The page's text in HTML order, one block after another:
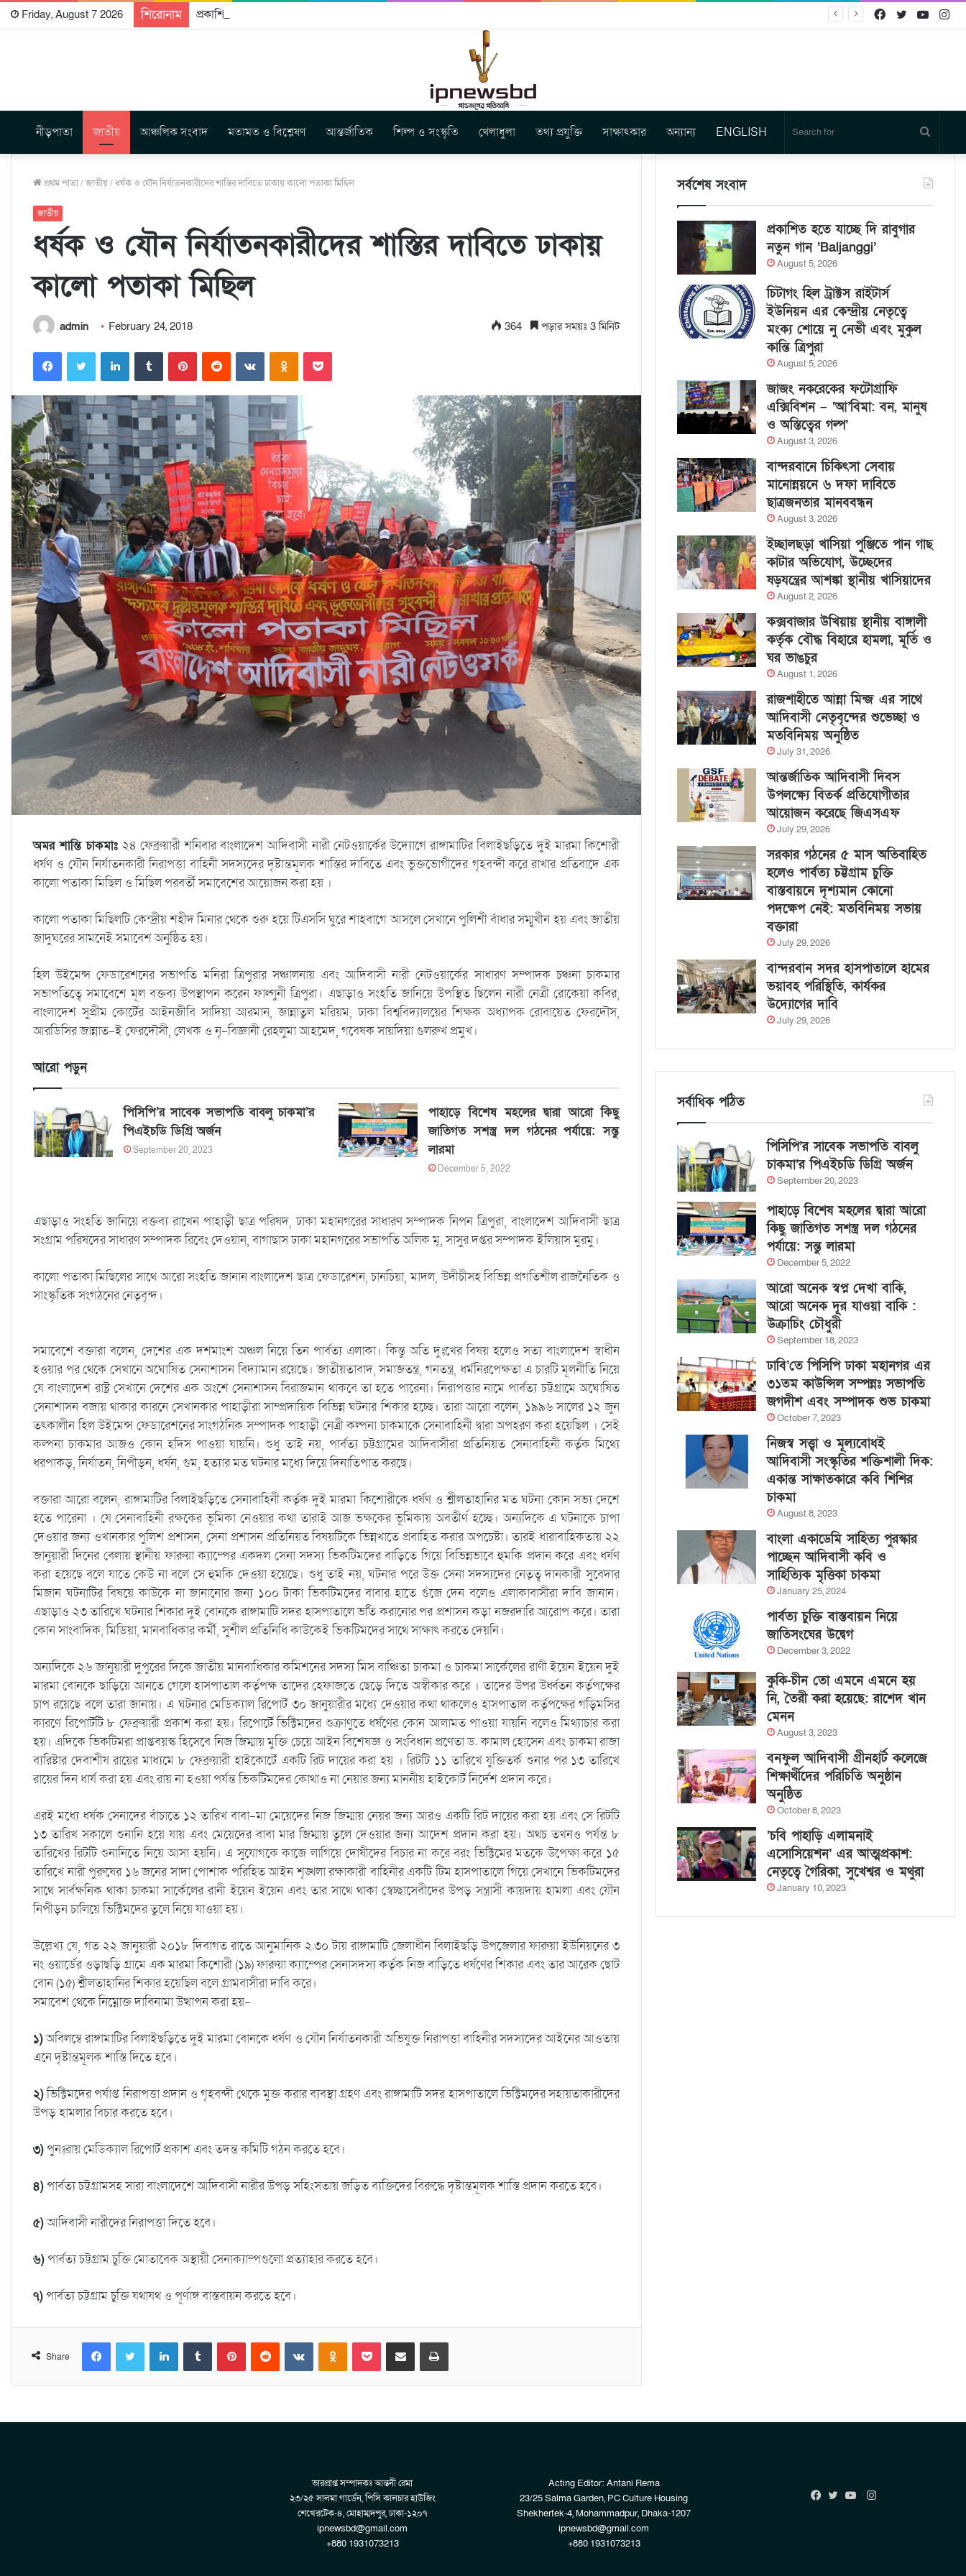
Friday, August 7 2026 শিরোনাম প্রকাশিত হতে যাচ্ছে দি রাবুগার নতুন গান ‘Baljanggi’ Twitter
Facebook
নীড়পাতা জাতীয় আঞ্চলিক সংবাদ মতামত ও বিশ্লেষণ আন্তর্জাতিক শিল্প ও সংস্কৃতি খেলাধুলা তথ্য প্রযুক্তি সাক্ষাৎকার অন্যান্য ENGLISH
for
প্রথম পাতা/জাতীয়/ ধর্ষক ও যৌন নির্যাতনকারীদের শাস্তির দাবিতে ঢাকায় কালো পতাকা মিছিল
জাতীয়
ধর্ষক ও যৌন নির্যাতনকারীদের শাস্তির দাবিতে ঢাকায়
কালো পতাকা মিছিল
admin February 24, 2018 364 পড়ার সময়ঃ 3 মিনিট
অমর শান্তি চাকমাঃ ২৪ ফেব্রুয়ারী শনিবার বাংলাদেশ আদিবাসী নারী নেটওয়ার্কের উদ্যোগে রাঙ্গামাটির বিলাইছড়িতে দুই মারমা কিশোরী
ধর্ষণ ও যৌন নির্যাতনকারী নিরাপত্তা বাহিনী সদস্যদের দৃষ্টান্তমূলক শাস্তির দাবিতে এবং ভুক্তভোগীদের গৃহবন্দী করে রাখার প্রতিবাদে এক
কালো পতাকা মিছিল ও মিছিল পরবর্তী সমাবেশের আয়োজন করা হয় ।
কালো পতাকা মিছিলটি কেন্দ্রীয় শহীদ মিনার থেকে শুরু হয়ে টিএসসি ঘুরে শাহবাগে আসলে সেখানে পুলিশী বাঁধার সম্মুখীন হয় এবং জাতীয়
জাদুঘরের সামনেই সমাবেশ অনুষ্ঠিত হয়।
হিল উইমেন্স ফেডারেশনের সভাপতি মনিরা ত্রিপুরার সঞ্চালনায় এবং আদিবাসী নারী নেটওয়ার্কের সাধারণ সম্পাদক চঞ্চনা চাকমার
সভাপতিত্বে সমাবেশে মূল বক্তব্য উপস্থাপন করেন ফাল্গুনী ত্রিপুরা। এছাড়াও সংহতি জানিয়ে উপস্থিত ছিলেন নারী নেত্রী রোকেয়া কবির,
বাংলাদেশ সুপ্রীম কোর্টের আইনজীবি সাদিয়া আরমান, জান্নাতুল মরিয়ম, ঢাকা বিশ্ববিদ্যালয়ের শিক্ষক অধ্যাপক রোবায়েত ফেরদৌস,
আরডিসির জান্নাত-ই ফেরদৌসী, লেখক ও নৃ-বিজ্ঞানী রেহলুমা আহমেদ, গবেষক সায়দিয়া গুলরুখ প্রমুখ।
আরো পড়ুন
পিসিপি’র সাবেক সভাপতি বাবলু চাকমা’র
পিএইচডি ডিগ্রি অর্জন
September 20, 2023
পাহাড়ে বিশেষ মহলের দ্বারা আরো কিছু
জাতিগত সশস্ত্র দল গঠনের পর্যায়ে: সন্তু
লারমা
December 5, 2022
এছাড়াও সংহতি জানিয়ে বক্তব্য রাখেন পাহাড়ী ছাত্র পরিষদ, ঢাকা মহানগরের সাধারণ সম্পাদক নিপন ত্রিপুরা, বাংলাদেশ আদিবাসী ছাত্র
সংগ্রাম পরিষদের সাধারণ সম্পাদক রিবেং দেওয়ান, বাগাছাস ঢাকা মহানগরের সভাপতি অলিক মৃ, সাসুর দপ্তর সম্পাদক ইলিয়াস মুরমু।
কালো পতাকা মিছিলের সাথে আরো সংহতি জানান বাংলাদেশ ছাত্র ফেডারেশন, চানচিয়া, মাদল, উদীচীসহ বিভিন্ন প্রগতিশীল রাজনৈতিক ও
সাংস্কৃতিক সংগঠনের নেতৃবৃন্দ।
সমাবেশে বক্তারা বলেন, দেশের এক দশমাংশ অঞ্চল নিয়ে তিন পার্বত্য এলাকা। কিন্তু অতি দুঃখের বিষয় হলেও সত্য বাংলাদেশ স্বাধীন
হওয়ার পর থেকে সেখানে অঘোষিত সেনাশাসন বিদ্যামান রয়েছে। জাতীয়তাবাদ, সমাজতন্ত্র, গনতন্ত্র, ধর্মনিরপেক্ষতা এ চারটি মূলনীতি নিয়ে
যে বাংলাদেশ রাষ্ট্র সেখানে দেশের এক অংশে সেনাশাসন বিরাজমান থাকবে তা হতে পারেনা। নিরাপত্তার নামে পার্বত্য চট্টগ্রামে অঘোষিত
সেনাশাসন বজায় থাকার কারনে সেখানকার পাহাড়ীরা সাম্প্রদায়িক বিভিন্ন ঘটনার শিকার হচ্ছে। তারা আরো বলেন, ১৯৯৬ সালের ১২ জুন
তৎকালীন হিল উইমেন্স ফেডারেশনের সাংগঠনিক সম্পাদক পাহাড়ী নেত্রী কল্পনা চাকমাকে সেনাবাহিনী দ্বারা অপহরণ করা হয়েছিল । সেই
কল্পনা চাকমার আজও কোন হদিস পাওয়া যায়নি। শুধু তাই নয়, পার্বত্য চট্টগ্রামের আদিবাসীরা প্রতিনিয়ত সেনাবাহিনী কর্তৃক মিথ্যে
ধরপাকড়, নির্যাতন, নিপীড়ন, ধর্ষন, গুম, হত্যার মত ঘটনার মধ্যে দিয়ে দিনাতিপাত করছে।
বক্তারা আরো বলেন, রাঙ্গামাটির বিলাইছড়িতে সেনাবাহিনী কর্তৃক দুই মারমা কিশোরীকে ধর্ষণ ও শ্লীলতাহানির মত ঘটনা কোন সভ্য দেশে
হতে পারেনা । যে সেনাবাহিনী রক্ষকের ভূমিকা নেওয়ার কথা তারাই আজ ভক্ষকের ভূমিকায় অবতীর্ণ হচ্ছে। অন্যদিকে এ ঘটনাকে চাপা
দেওয়ার জন্য ওখানকার পুলিশ প্রশাসন, সেনা প্রশাসন প্রতিনিয়ত বিষয়টিকে ভিন্নখাতে প্রবাহিত করার অপচেষ্টা। তারই ধারাবাহিকতায় ২২
জানুয়ারী দিনের বেলায় স্থানীয় ফারুয়া ক্যাম্পের একদল সেনা সদস্য ভিকটিমদের বাড়িতে গিয়ে বিভিন্নভাবে হুমকি প্রদান করে এবং ধর্ষণ
করা হয়েছে বলে যাতে কেউ না বলে সে হুমকি দেওয়া হয়েছে। শুধু তাই নয়, ঘটনার পরে উক্ত সেনা সদস্যদের নেতৃত্ব দানকারী সুবেদার
মিজান ঘটনাটির বিষয়ে কাউকে না জানানোর জন্য ১০০ টাকা ভিকটিমদের বাবার হাতে গুঁজে দেন বলেও এলাকাবাসীরা দাবি জানান।
এছাড়াও ২৩ তারিখে ঘটনার শিকার দুই বোনকে রাঙ্গামাটি সদর হাসপাতালে ভর্তি করানোর পর প্রশাসন কড়া নজরদারি আরোপ করে। তারা
কোন সাংবাদিক, মিডিয়া, মানবাধিকার কর্মী, সুশীল প্রতিনিধি কাউকেই ভিকটিমদের সাথে সাক্ষাৎ করতে দেয়নি।
অন্যদিকে ২৬ জানুয়ারী দুপুরের দিকে জাতীয় মানবাধিকার কমিশনের সদস্য মিস বাঞ্চিতা চাকমা ও চাকমা সার্কেলের রাণী ইয়েন ইয়েন দুই
মারমা বোনকে ছাড়িয়ে আনতে গেলে হাসপাতাল কর্তৃপক্ষ তাদের হেফাজতে ছেড়ে দিতে অস্বীকার করে । তাদের উপর উর্ধ্বতন কর্তৃপক্ষের
চাপ রয়েছে বলে তারা জানায়। এ ঘটনার মেডিক্যাল রিপোর্ট ৩০ জানুয়ারীর মধ্যে দেওয়ার কথা থাকলেও হাসপাতাল কর্তৃপক্ষের গড়িমসির
কারণে রিপোর্টটি ৮ ফেব্রুয়ারী প্রকাশ করা হয়। রিপোর্টে ভিক্টিমদের শুক্রাণুতে ধর্ষণের কোন আলামত পাওয়া যায়নি বলেও মিথ্যাচার করা
হয়। এদিকে ভিকটিমরা প্রাপ্তবয়স্ক হিসেবে নিজ জিম্মায় মুক্তি চেয়ে আইন বিশেষজ্ঞ ও সংবিধান প্রণেতা ড. কামাল হোসেন এবং চাকমা রাজা
ব্যরিষ্টার দেবাশীষ রায়ের মাধ্যমে ৮ ফেব্রুয়ারী হাইকোর্টে একটি রিট দায়ের করা হয় । রিটটি ১১ তারিখে যুক্তিতর্ক শুনার পর ১৩ তারিখে
রায়ের দিন ধার্য করা হয় এবং রায় না হওয়া পর্যন্ত ভিকটিমদের কোথাও না নেয়ার জন্য মাননীয় হাইকোর্ট নির্দেশ প্রদান করে।
এরই মধ্যে ধর্ষক সেনাদের বাঁচাতে ১২ তারিখ বাবা-মা মেয়েদের নিজ জিম্মায় নেয়র জন্য আরও একটি রিট দায়ের করা হয় এবং সে রিটটি
১৩ তারিখ সকালে শুনানি হয়ে যায় এবং মেয়েদের বাবা মার জিম্মায় তুলে দেওয়ার জন্য আদেশ প্রদান করা হয়। অথচ তখনও পর্যন্ত ৮
তারিখের রিটটি শুনানিতে নিয়ে আসা হয়নি। এ সুযোগকে কাজে লাগিয়ে দোষীদের বিচার না করে বরং ভিক্টিমের মতকে উপেক্ষা করে ১৫
তারিখে নারী পুরুষের ১৬ জনের সাদা পোশাক পরিহিত আইন শৃঙ্খলা রক্ষাকারী বাহিনীর একটি টিম হাসপাতালে গিয়ে সেখানে ভিকটিমদের
সাথে সার্বক্ষনিক থাকা চাকমা সার্কেলের রানী ইয়েন ইয়েন এবং তার সাথে থাকা স্বেচ্ছাসেবীদের উপড় সন্ত্রাসী কায়দায় হামলা এবং যৌন
নিপীড়ন চালিয়ে ভিক্টিমদের তুলে নিয়ে যাওয়া হয়।
উল্লেখ্য যে, গত ২২ জানুয়ারী ২০১৮ দিবাগত রাতে আনুমানিক ২.৩০ টায় রাঙ্গামাটি জেলাধীন বিলাইছড়ি উপজেলার ফারুয়া ইউনিয়নের ৩
নং ওয়ার্ডের ওড়াছড়ি গ্রামে এক মারমা কিশোরী (১৯) ফারুয়া ক্যাম্পের সেনাসদস্য কর্তৃক নিজ বাড়িতে ধর্ষণের শিকার এবং তার আরেক ছোট
বোন (১৫) শ্লীলতাহানির শিকার হয়েছিল বলে গ্রামবাসীরা দাবি করে।
সমাবেশ থেকে নিম্নোক্ত দাবিনামা উত্থাপন করা হয়-
১)অবিলম্বে রাঙ্গামাটির বিলাইছড়িতে দুই মারমা বোনকে ধর্ষণ ও যৌন নির্যাতনকারী অভিযুক্ত নিরাপত্তা বাহিনীর সদস্যদের আইনের আওতায়
এনে দৃষ্টান্তমূলক শাস্তি দিতে হবে।
২)ভিক্টিমদের পর্যাপ্ত নিরাপত্তা প্রদান ও গৃহবন্দী থেকে মুক্ত করার ব্যবস্থা গ্রহণ এবং রাঙ্গামাটি সদর হাসপাতালে ভিক্টিমদের সহায়তাকারীদের
উপড় হামলার বিচার করতে হবে।
৩) পুনঃরায় মেডিক্যাল রিপোর্ট প্রকাশ এবং তদন্ত কমিটি গঠন করতে হবে।
৪) পার্বত্য চট্টগ্রামসহ সারা বাংলাদেশে আদিবাসী নারীর উপড় সহিংসতায় জড়িত ব্যক্তিদের বিরুদ্ধে দৃষ্টান্তমূলক শাস্তি প্রদান করতে হবে।
৫)আদিবাসী নারীদের নিরাপত্তা দিতে হবে।
৬) পার্বত্য চট্টগ্রাম চুক্তি মোতাবেক অস্থায়ী সেনাক্যাম্পগুলো প্রত্যাহার করতে হবে।
৭) পার্বত্য চট্টগ্রাম চুক্তি যথাযথ ও পূর্ণাঙ্গ বাস্তবায়ন করতে হবে।
Share
সর্বশেষ সংবাদ
প্রকাশিত হতে যাচ্ছে দি রাবুগার
নতুন গান ‘Baljanggi’
August 5, 2026
চিটাগং হিল ট্রাক্টস রাইটার্স
ইউনিয়ন এর কেন্দ্রীয় নেতৃত্বে
মংক্য শোয়ে নু নেভী এবং মুকুল
কান্তি ত্রিপুরা
August 5, 2026
জাজং নকরেকের ফটোগ্রাফি
এক্সিবিশন – ‘আ’বিমা: বন, মানুষ
ও অস্তিত্বের গল্প’
August 3, 2026
বান্দরবানে চিকিৎসা সেবায়
মানোন্নয়নে ৬ দফা দাবিতে
ছাত্রজনতার মানববন্ধন
August 3, 2026
ইচ্ছালছড়া খাসিয়া পুঞ্জিতে পান গাছ
কাটার অভিযোগ, উচ্ছেদের
ষড়যন্ত্রের আশঙ্কা স্থানীয় খাসিয়াদের
August 2, 2026
কক্সবাজার উখিয়ায় স্থানীয় বাঙ্গালী
কর্তৃক বৌদ্ধ বিহারে হামলা, মূর্তি ও
ঘর ভাঙচুর
August 1, 2026
রাজশাহীতে আন্না মিন্জ এর সাথে
আদিবাসী নেতৃবৃন্দের শুভেচ্ছা ও
মতবিনিময় অনুষ্ঠিত
July 31, 2026
আন্তর্জাতিক আদিবাসী দিবস
উপলক্ষ্যে বিতর্ক প্রতিযোগীতার
আয়োজন করেছে জিএসএফ
July 29, 2026
সরকার গঠনের ৫ মাস অতিবাহিত
হলেও পার্বত্য চট্টগ্রাম চুক্তি
বাস্তবায়নে দৃশ্যমান কোনো
পদক্ষেপ নেই: মতবিনিময় সভায়
বক্তারা
July 29, 2026
বান্দরবান সদর হাসপাতালে হামের
ভয়াবহ পরিস্থিতি, কার্যকর
উদ্যোগের দাবি
July 29, 2026
সর্বাধিক পঠিত
পিসিপি’র সাবেক সভাপতি বাবলু
চাকমা’র পিএইচডি ডিগ্রি অর্জন
September 20, 2023
পাহাড়ে বিশেষ মহলের দ্বারা আরো
কিছু জাতিগত সশস্ত্র দল গঠনের
পর্যায়ে: সন্তু লারমা
December 5, 2022
আরো অনেক স্বপ্ন দেখা বাকি,
আরো অনেক দূর যাওয়া বাকি :
উক্রাচিং চৌধুরী
September 18, 2023
ঢাবি’তে পিসিপি ঢাকা মহানগর এর
৩১তম কাউন্সিল সম্পন্নঃ সভাপতি
জগদীশ এবং সম্পাদক শুভ চাকমা
October 7, 2023
নিজস্ব সত্ত্বা ও মূল্যবোধই
আদিবাসী সংস্কৃতির শক্তিশালী দিক:
একান্ত সাক্ষাতকারে কবি শিশির
চাকমা
August 8, 2023
বাংলা একাডেমি সাহিত্য পুরস্কার
পাচ্ছেন আদিবাসী কবি ও
সাহিত্যিক মৃত্তিকা চাকমা
January 25, 2024
পার্বত্য চুক্তি বাস্তবায়ন নিয়ে
জাতিসংঘের উদ্বেগ
December 3, 2022
কুকি-চীন তো এমনে এমনে হয়
নি, তৈরী করা হয়েছে: রাশেদ খান
মেনন
August 3, 2023
বনফুল আদিবাসী গ্রীনহার্ট কলেজে
শিক্ষার্থীদের পরিচিতি অনুষ্ঠান
অনুষ্ঠিত
October 8, 2023
‘চবি পাহাড়ি এলামনাই
এসোসিয়েশন’ এর আত্মপ্রকাশ:
নেতৃত্বে গৈরিকা, সুখেশ্বর ও মথুরা
January 10, 2023
ভারপ্রাপ্ত সম্পাদকঃ আন্তনী রেমা
২৩/২৫ সালমা গার্ডেন, পিসি কালচার হাউজিং
শেখেরটেক-৪, মোহাম্মদপুর, ঢাকা-১২০৭
ipnewsbd@gmail.com
+880 1931073213
Acting Editor: Antani Rema
23/25 Salma Garden, PC Culture Housing
Shekhertek-4, Mohammadpur, Dhaka-1207
ipnewsbd@gmail.com
+880 1931073213
Instagram